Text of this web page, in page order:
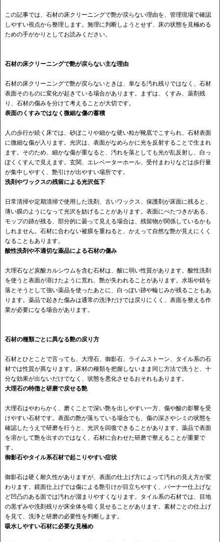
この記事では、石材の床クリーニングで艶が戻らない理由を、管理現場で確認
しやすい視点から整理します。無理に判断しようとせず、床の状態を見極める
ための手がかりとしてお読みください。
石材の床クリーニングで艶が戻らない主な理由
石材の床クリーニングで艶が戻らないときは、単なる汚れ残りではなく、石材
表面そのものに変化が起きている場合があります。まずは、くすみ、薬剤残
り、石材の傷みを分けて考えることが大切です。
表面のくすみではなく微細な傷の蓄積
人の歩行が続く床では、砂ぼこりや細かな硬い粒が靴底でこすられ、石材表面
に微細な傷が入ります。光沢は、表面がなめらかに光を反射することで生まれ
ます。そのため、細かな傷が重なると、汚れを落としても光が乱反射し、白っ
ぽくくすんで見えます。玄関、エレベーターホール、受付まわりなどは歩行量
が集中しやすく、艶引けが出やすい場所です。
洗剤やワックスの残留による光沢低下
日常清掃や定期清掃で使用した洗剤、古いワックス、保護剤が床面に残ると、
薄い膜のようになって光沢を妨げることがあります。表面にべたつきがある、
モップの跡が残る、部分的に曇って見える場合は、残留物が関係しているかも
しれません。石材に合わない被膜を重ねると、かえって自然な艶が見えにくく
なることもあります。
酸性洗剤や不適切な薬品による石材の傷み
大理石など炭酸カルシウムを含む石材は、酸に弱い性質があります。酸性洗剤
を使うと表面が溶けたように荒れ、艶が失われることがあります。水垢や錆を
落とそうとして強い薬品を使ったあとに、白っぽい跡や輪じみが残ることもあ
ります。薬品で起きた傷みは通常の洗浄だけでは戻りにくく、表面を整える作
業が必要になる場合があります。
石材の種類ごとに異なる艶の戻り方
石材とひとことで言っても、大理石、御影石、ライムストーン、タイル系の石
材では性質が異なります。床材の種類を把握しないまま同じ方法で洗うと、十
分な効果が出ないだけでなく、状態を悪化させるおそれもあります。
大理石の特徴と研磨で戻せる艶
大理石はやわらかく、磨くことで深い艶を出しやすい一方、傷や酸の影響を受
けやすい石材です。表面の艶が落ちている場合でも、傷の深さやシミの状態を
確認したうえで研磨を行うと、光沢を回復できることがあります。薬品で表面
を溶かして艶を出すのではなく、石材に合わせた研磨で整えることが重要で
す。
御影石やタイル系石材で起こりやすい症状
御影石は硬く耐久性がありますが、表面の仕上げ方によって汚れの見え方が変
わります。鏡面仕上げでは傷による艶引けが目立ちやすく、バーナー仕上げな
ど凹凸のある面では汚れが溜まりやすくなります。タイル系の石材では、目地
の黒ずみや洗剤残りが床全体を暗く見せることがあります。素材ごとの仕上げ
を見て、洗浄と研磨の必要性を判断します。
吸水しやすい石材に必要な見極め